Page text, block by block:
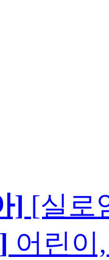
] [실로
어린이